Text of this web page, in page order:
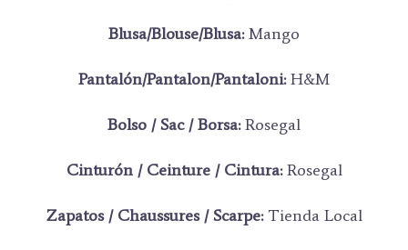
Blusa/Blouse/Blusa:Mango
Pantalón/Pantalon/Pantaloni:H&M
Bolso / Sac / Borsa:Rosegal
Cinturón / Ceinture / Cintura:Rosegal
Zapatos / Chaussures / Scarpe:Tienda Local